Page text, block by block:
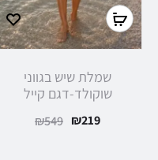
שמלת שיש בגווני
שוקולד-דגם קייל
₪549 ₪219